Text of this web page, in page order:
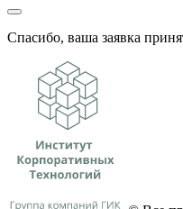
Спасибо, ваша заявка